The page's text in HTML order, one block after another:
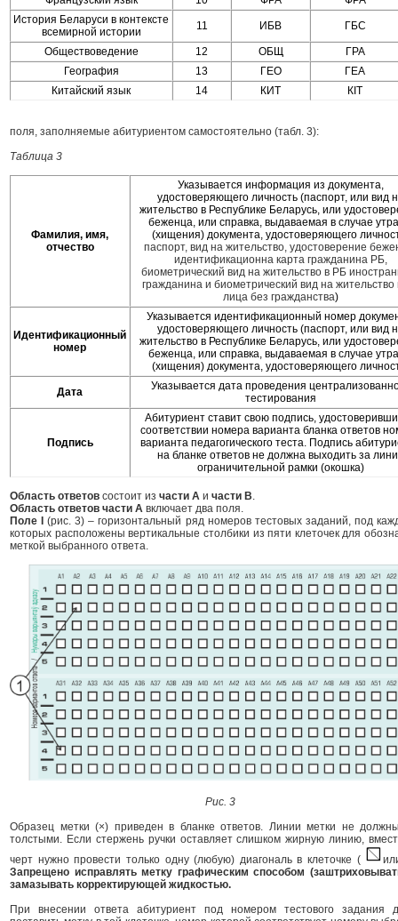
История Беларуси в контексте
всемирной истории
11 ИБВ ГБС
Обществоведение 12 ОБЩ
ГРА
География
13 ГЕО
ГЕА
Китайский язык
14 КИТ КІТ
поля, заполняемые абитуриентом самостоятельно (табл. 3):
Таблица 3
Фамилия, имя,
отчество
Указывается информация из документа,
удостоверяющего личность (паспорт, или вид
жительство в Республике Беларусь, или
беженца, или справка, выдаваемая в случае
(хищения) документа, удостоверяющего
паспорт, вид на жительство, удостоверение
идентификационна карта гражданина РБ,
биометрический вид на жительство в РБ
гражданина и биометрический вид на жительство
лица без гражданства)
Идентификационный
номер
Указывается идентификационный номер
удостоверяющего личность (паспорт, или вид
жительство в Республике Беларусь, или
беженца, или справка, выдаваемая в случае
(хищения) документа, удостоверяющего
Дата
Указывается дата проведения
тестирования
Подпись
Абитуриент ставит свою подпись,
соответствии номера варианта бланка ответов
варианта педагогического теста. Подпись
на бланке ответов не должна выходить за
ограничительной рамки (окошка)
Область ответов состоит из части А и части В
Область ответов части А включает два поля.
Поле I(рис. 3) – горизонтальный ряд номеров тестовых заданий, под
которых расположены вертикальные столбики из пяти клеточек для
меткой выбранного ответа.
Рис. 3
Образец метки (×) приведен в бланке ответов. Линии метки не
толстыми. Если стержень ручки оставляет слишком жирную линию,
черт нужно провести только одну (любую) диагональ в клеточке (
Запрещено исправлять метку графическим способом
замазывать корректирующей жидкостью.
При внесении ответа абитуриент под номером тестового задания